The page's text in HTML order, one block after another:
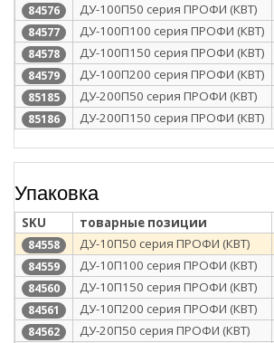
84576 ДУ-100П50 серия ПРОФИ (КВТ)
84577 ДУ-100П100 серия ПРОФИ (КВТ)
84578 ДУ-100П150 серия ПРОФИ (КВТ)
84579 ДУ-100П200 серия ПРОФИ (КВТ)
85185 ДУ-200П50 серия ПРОФИ (КВТ)
85186 ДУ-200П150 серия ПРОФИ (КВТ)
Упаковка
SKU товарные позиции
84558 ДУ-10П50 серия ПРОФИ (КВТ)
84559 ДУ-10П100 серия ПРОФИ (КВТ)
84560 ДУ-10П150 серия ПРОФИ (КВТ)
84561 ДУ-10П200 серия ПРОФИ (КВТ)
84562 ДУ-20П50 серия ПРОФИ (КВТ)